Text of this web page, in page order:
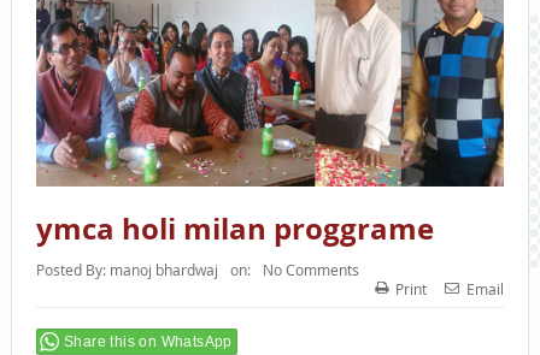
ymca holi milan proggrame
Posted By: manoj bhardwaj on:
No Comments
Print
Email
Share this on WhatsApp